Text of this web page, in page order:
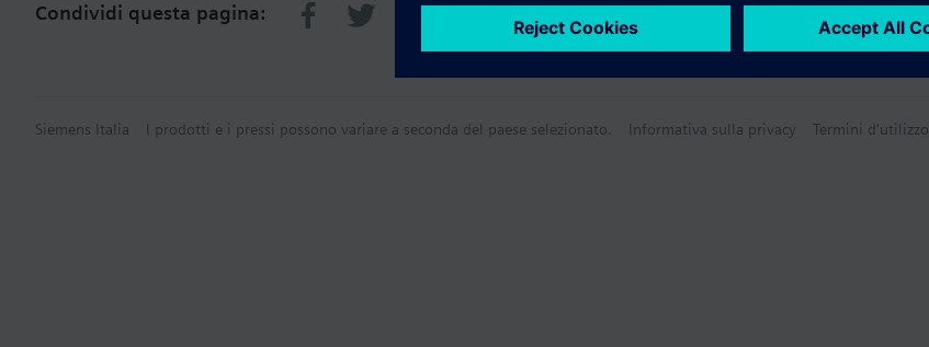
Condividi questa pagina:
Siemens Italia I prodotti e i pressi possono variare a seconda del paese selezionato. Informativa sulla privacy Termini d'utilizzo